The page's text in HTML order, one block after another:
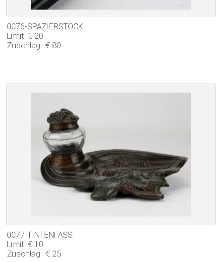
0076-SPAZIERSTOCK
Limit: € 20
Zuschlag : € 80
0077-TINTENFASS
Limit: € 10
Zuschlag : € 25